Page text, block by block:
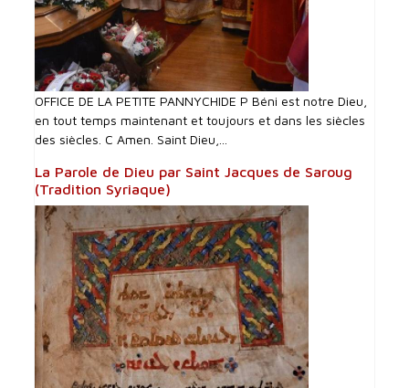
OFFICE DE LA PETITE PANNYCHIDE P Béni est notre Dieu,
en tout temps maintenant et toujours et dans les siècles
des siècles. C Amen. Saint Dieu,...
La Parole de Dieu par Saint Jacques de Saroug
(Tradition Syriaque)